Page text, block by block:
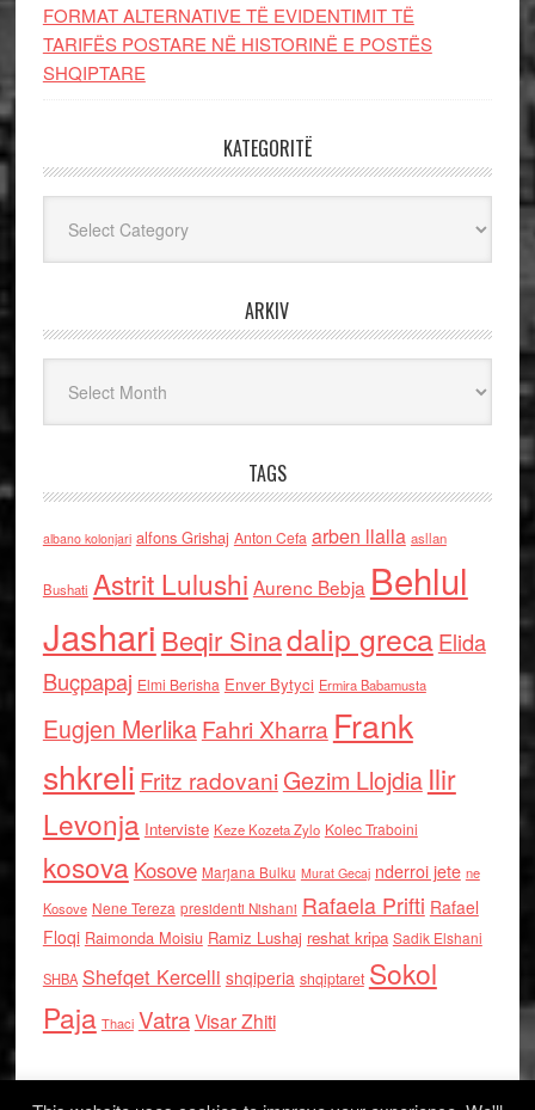
FORMAT ALTERNATIVE TË EVIDENTIMIT TË
TARIFËS POSTARE NË HISTORINË E POSTËS
SHQIPTARE
KATEGORITË
ARKIV
TAGS
albano kolonjari alfons Grishaj Anton Cefa arben llalla asllan
Bushati Astrit Lulushi Aurenc Bebja Behlul
Jashari Beqir Sinadalip grecaElida
Buçpapaj Elmi Berisha Enver Bytyci Ermira Babamusta
Eugjen MerlikaFahri Xharra Frank
shkreli Fritz radovaniGezim Llojdia Ilir
Levonja Interviste Keze Kozeta Zylo Kolec Traboini
kosova Kosove Marjana Bulku Murat Gecaj nderroi jete ne
Kosove Nene Tereza presidenti Nishani Rafaela Prifti Rafael
Floqi Raimonda Moisiu Ramiz Lushaj reshat kripa Sadik Elshani
SHBA Shefqet Kercelli shqiperia shqiptaret Sokol
Paja Thaci VatraVisar Zhiti